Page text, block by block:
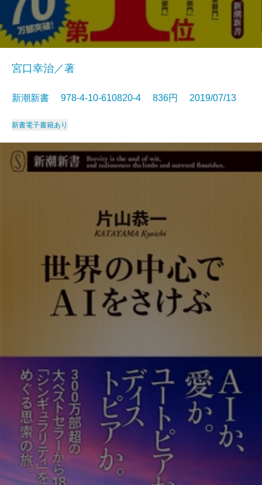
宮口幸治／著
新潮新書 978-4-10-610820-4 836円 2019/07/13
新書電子書籍あり